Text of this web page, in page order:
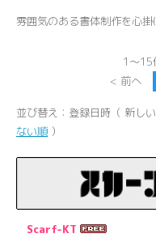
雰囲気のある書体制作を心掛
1～15
< 前へ
並び替え：登録日時（ 新し
ない順 ）
Scarf-KT